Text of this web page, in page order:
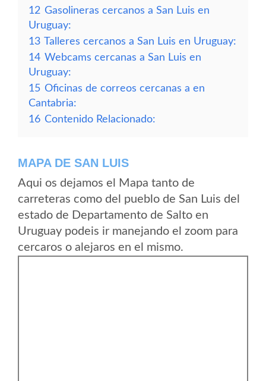
12 Gasolineras cercanos a San Luis en
Uruguay:
13 Talleres cercanos a San Luis en Uruguay:
14 Webcams cercanas a San Luis en
Uruguay:
15 Oficinas de correos cercanas a en
Cantabria:
16 Contenido Relacionado:
MAPA DE SAN LUIS
Aqui os dejamos el Mapa tanto de
carreteras como del pueblo de San Luis del
estado de Departamento de Salto en
Uruguay podeis ir manejando el zoom para
cercaros o alejaros en el mismo.